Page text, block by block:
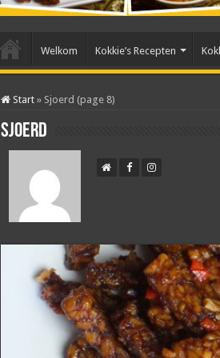
Welkom Kokkie’s Recepten
Start » Sjoerd (page 8)
Sjoerd